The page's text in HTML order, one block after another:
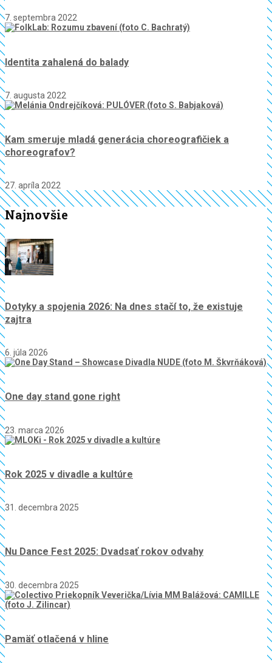
7. septembra 2022
Identita zahalená do balady
7. augusta 2022
Kam smeruje mladá generácia choreografičiek a
choreografov?
27. apríla 2022
Najnovšie
Dotyky a spojenia 2026: Na dnes stačí to, že existuje
zajtra
6. júla 2026
One day stand gone right
23. marca 2026
Rok 2025 v divadle a kultúre
31. decembra 2025
Nu Dance Fest 2025: Dvadsať rokov odvahy
30. decembra 2025
Pamäť otlačená v hline